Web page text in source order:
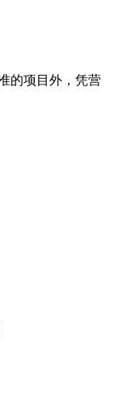
的项目外，凭营